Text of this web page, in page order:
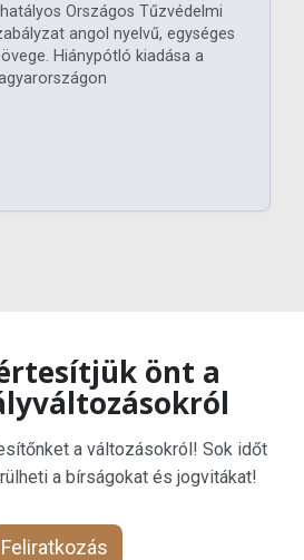
Országos Tűzvédelmi
angol nyelvű, egységes
Hiánypótló kiadása a
önt a
a változásokról! Sok időt
a bírságokat és jogvitákat!
Feliratkozás